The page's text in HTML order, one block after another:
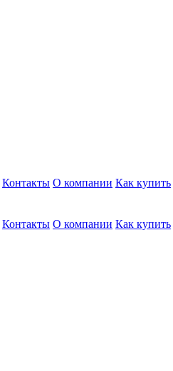
Контакты О компании Как купить
Контакты О компании Как купить